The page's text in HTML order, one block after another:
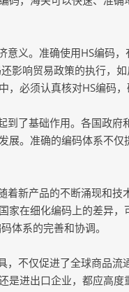
义。准确使用HS编码
影响贸易政策的执行，
必须认真核对HS编码，
了基础作用。各国政
展。准确的编码体系不
着新产品的不断涌现和
家在细化编码上的差异
体系的完善和协调。
，不仅促进了全球商品
是进出口企业，都应高